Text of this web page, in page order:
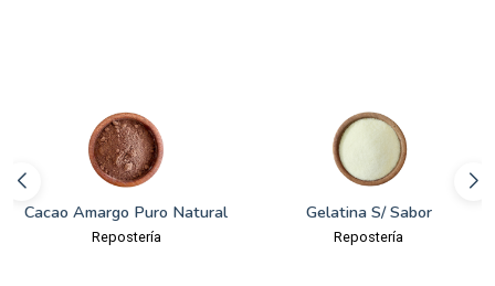
Gelatina S/ Sabor
Repostería
Oferta Semanal